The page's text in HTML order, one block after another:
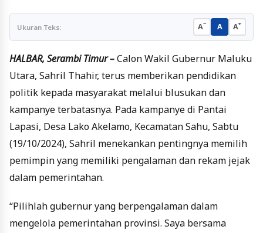
Ukuran Teks: A− A A+
HALBAR, Serambi Timur –Calon Wakil Gubernur Maluku
Utara, Sahril Thahir, terus memberikan pendidikan
politik kepada masyarakat melalui blusukan dan
kampanye terbatasnya. Pada kampanye di Pantai
Lapasi, Desa Lako Akelamo, Kecamatan Sahu, Sabtu
(19/10/2024), Sahril menekankan pentingnya memilih
pemimpin yang memiliki pengalaman dan rekam jejak
dalam pemerintahan.
“Pilihlah gubernur yang berpengalaman dalam
mengelola pemerintahan provinsi. Saya bersama